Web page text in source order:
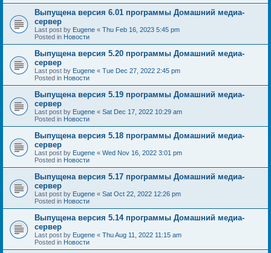
Выпущена версия 6.01 программы Домашний медиа-
сервер
Last post by Eugene « Thu Feb 16, 2023 5:45 pm
Posted in Новости
Выпущена версия 5.20 программы Домашний медиа-
сервер
Last post by Eugene « Tue Dec 27, 2022 2:45 pm
Posted in Новости
Выпущена версия 5.19 программы Домашний медиа-
сервер
Last post by Eugene « Sat Dec 17, 2022 10:29 am
Posted in Новости
Выпущена версия 5.18 программы Домашний медиа-
сервер
Last post by Eugene « Wed Nov 16, 2022 3:01 pm
Posted in Новости
Выпущена версия 5.17 программы Домашний медиа-
сервер
Last post by Eugene « Sat Oct 22, 2022 12:26 pm
Posted in Новости
Выпущена версия 5.14 программы Домашний медиа-
сервер
Last post by Eugene « Thu Aug 11, 2022 11:15 am
Posted in Новости